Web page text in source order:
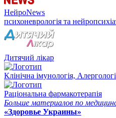
НейроNews
психоневрологія та
Дитячий лікар
Клінічна імунологія,
Раціональна фармакотерапія
Больше материалов по
«Здоровье Украины»